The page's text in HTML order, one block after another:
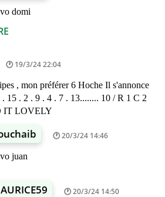
domi
19/3/24 22:04
, mon préférer 6 Hoche Il s'annonce
15 . 2 . 9 . 4 . 7 . 13........ 10 / R 1 C 2
IT LOVELY
20/3/24 14:46
juan
20/3/24 14:50